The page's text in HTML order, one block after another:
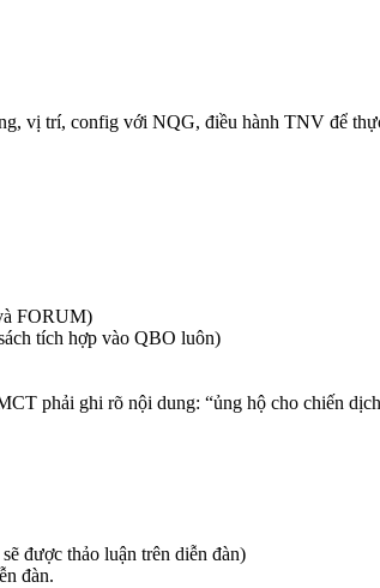
vị trí, config với NQG, điều hành TNV để
FORUM)
tích hợp vào QBO luôn)
phải ghi rõ nội dung: “ủng hộ cho chiến
được thảo luận trên diễn đàn)
đàn.